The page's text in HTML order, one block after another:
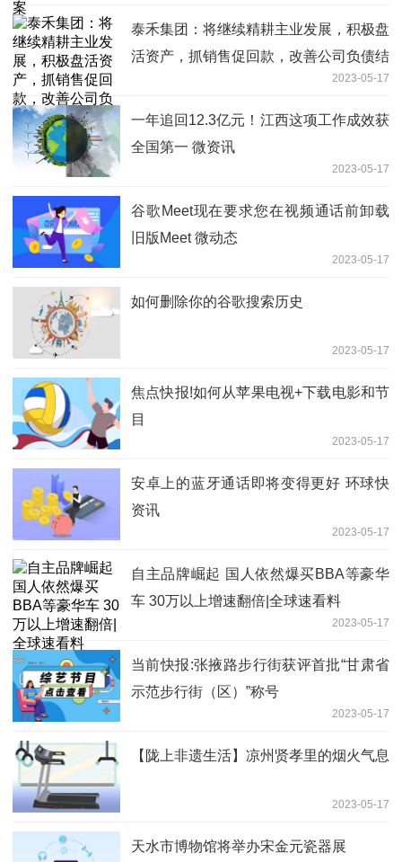
泰禾集团：将继续精耕主业发展，积极盘
活资产，抓销售促回款，改善公司负债结
2023-05-17
一年追回12.3亿元！江西这项工作成效获
全国第一 微资讯
2023-05-17
谷歌Meet现在要求您在视频通话前卸载
旧版Meet 微动态
2023-05-17
如何删除你的谷歌搜索历史
2023-05-17
焦点快报!如何从苹果电视+下载电影和节
目
2023-05-17
安卓上的蓝牙通话即将变得更好 环球快
资讯
2023-05-17
自主品牌崛起 国人依然爆买BBA等豪华
车 30万以上增速翻倍|全球速看料
2023-05-17
当前快报:张掖路步行街获评首批“甘肃省
示范步行街（区）”称号
2023-05-17
【陇上非遗生活】凉州贤孝里的烟火气息
2023-05-17
天水市博物馆将举办宋金元瓷器展